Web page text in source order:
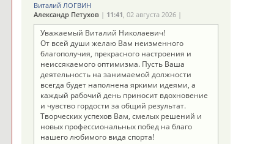
Виталий ЛОГВИН
Александр Петухов| 11:41, 02 августа 2026 |
Уважаемый Виталий Николаевич!
От всей души желаю Вам неизменного
благополучия, прекрасного настроения и
неиссякаемого оптимизма. Пусть Ваша
деятельность на занимаемой должности
всегда будет наполнена яркими идеями, а
каждый рабочий день приносит вдохновение
и чувство гордости за общий результат.
Творческих успехов Вам, смелых решений и
новых профессиональных побед на благо
нашего любимого вида спорта!